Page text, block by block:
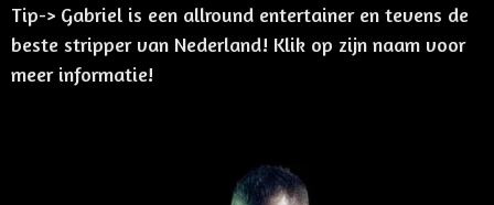
Tip-> Gabriel is een allround entertainer en tevens de
beste stripper van Nederland! Klik op zijn naam voor
meer informatie!